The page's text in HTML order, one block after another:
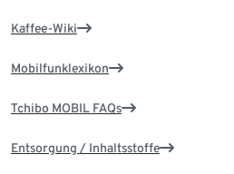
Kaffee-Wiki
Mobilfunklexikon
Tchibo MOBIL FAQs
Entsorgung / Inhaltsstoffe